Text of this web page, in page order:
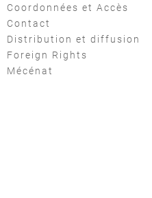
Coordonnées et Accès
Contact
Distribution et diffusion
Foreign Rights
Mécénat